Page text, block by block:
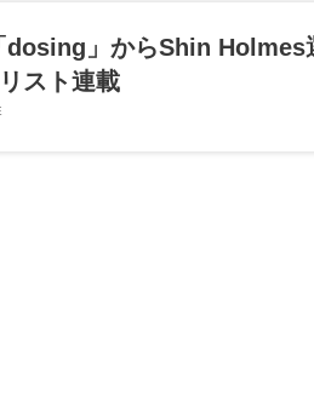
dosing」からShin
スト連載